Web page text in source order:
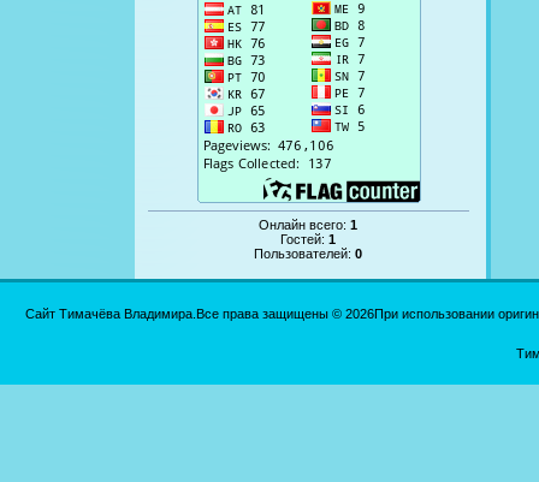
Онлайн всего:1
Гостей:1
Пользователей:0
Сайт Тимачёва Владимира.Все права защищены © 2026При использовании